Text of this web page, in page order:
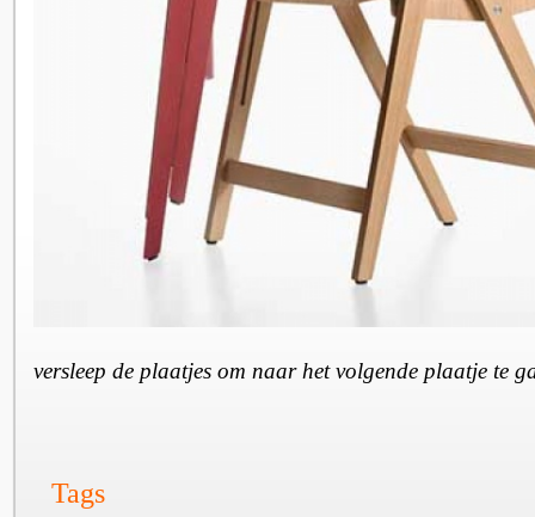
versleep de plaatjes om naar het volgende plaatje te
Tags